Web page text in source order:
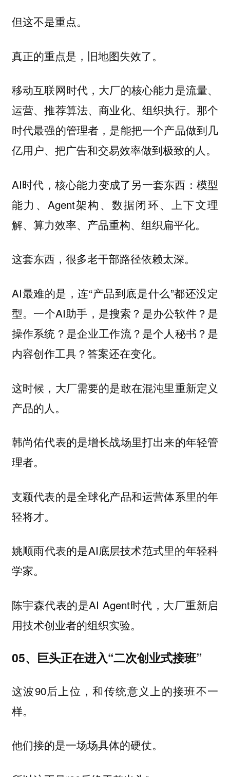
但这不是重点。
真正的重点是，旧地图失效了。
移动互联网时代，大厂的核心能力是流量、
运营、推荐算法、商业化、组织执行。那个
时代最强的管理者，是能把一个产品做到几
亿用户、把广告和交易效率做到极致的人。
AI时代，核心能力变成了另一套东西：模型
能力、Agent架构、数据闭环、上下文理
解、算力效率、产品重构、组织扁平化。
这套东西，很多老干部路径依赖太深。
AI最难的是，连“产品到底是什么”都还没定
型。一个AI助手，是搜索？是办公软件？是
操作系统？是企业工作流？是个人秘书？是
内容创作工具？答案还在变化。
这时候，大厂需要的是敢在混沌里重新定义
产品的人。
韩尚佑代表的是增长战场里打出来的年轻管
理者。
支颖代表的是全球化产品和运营体系里的年
轻将才。
姚顺雨代表的是AI底层技术范式里的年轻科
学家。
陈宇森代表的是AI Agent时代，大厂重新启
用技术创业者的组织实验。
05、巨头正在进入“二次创业式接班”
这波90后上位，和传统意义上的接班不一
样。
他们接的是一场场具体的硬仗。